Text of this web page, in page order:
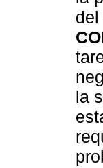
la